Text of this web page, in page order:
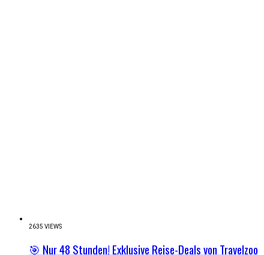
2635 VIEWS
🎯 Nur 48 Stunden! Exklusive Reise-Deals von Travelzoo